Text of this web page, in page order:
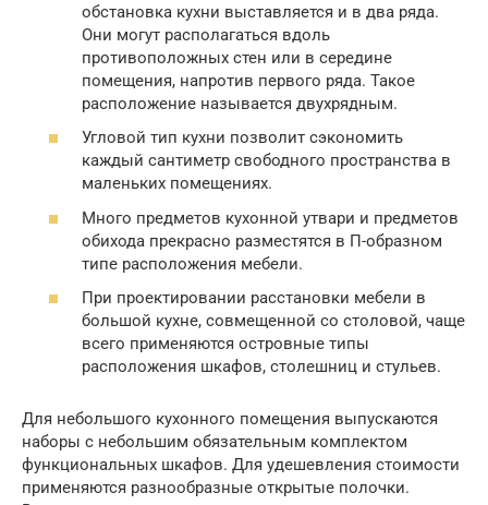
обстановка кухни выставляется и в два ряда.
Они могут располагаться вдоль
противоположных стен или в середине
помещения, напротив первого ряда. Такое
расположение называется двухрядным.
Угловой тип кухни позволит сэкономить
каждый сантиметр свободного пространства в
маленьких помещениях.
Много предметов кухонной утвари и предметов
обихода прекрасно разместятся в П-образном
типе расположения мебели.
При проектировании расстановки мебели в
большой кухне, совмещенной со столовой, чаще
всего применяются островные типы
расположения шкафов, столешниц и стульев.
Для небольшого кухонного помещения выпускаются
наборы с небольшим обязательным комплектом
функциональных шкафов. Для удешевления стоимости
применяются разнообразные открытые полочки.